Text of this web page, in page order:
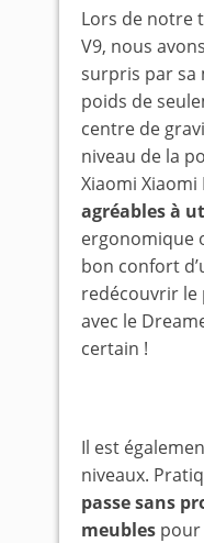
Lors de notre
V9, nous
surpris par sa
poids de
centre de
niveau de la
Xiaomi Xiaomi
agréables à
ergonomique
bon confort
redécouvrir le
avec le
certain !
Il est
niveaux.
passe sans
meubles pour